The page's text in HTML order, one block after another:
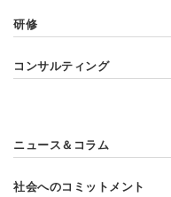
研修
コンサルティング
ニュース＆コラム
社会へのコミットメント